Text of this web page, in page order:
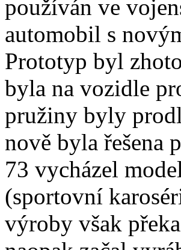
používán ve
automobil s
Prototyp byl
byla na vozidle
pružiny byly
nově byla řešena
73 vycházel
(sportovní
výroby však